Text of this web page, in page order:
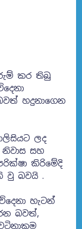
කර තිබු
හදුනාගෙන
ලද
සහ
කිරිමේදි
වු බවයි .
හැටන්
බවත්,